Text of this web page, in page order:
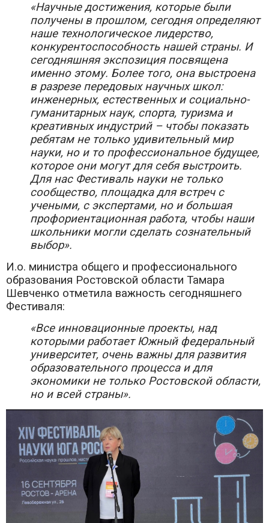
«Научные достижения, которые были
получены в прошлом, сегодня определяют
наше технологическое лидерство,
конкурентоспособность нашей страны. И
сегодняшняя экспозиция посвящена
именно этому. Более того, она выстроена
в разрезе передовых научных школ:
инженерных, естественных и социально-
гуманитарных наук, спорта, туризма и
креативных индустрий – чтобы показать
ребятам не только удивительный мир
науки, но и то профессиональное будущее,
которое они могут для себя выстроить.
Для нас Фестиваль науки не только
сообщество, площадка для встреч с
учеными, с экспертами, но и большая
профориентационная работа, чтобы наши
школьники могли сделать сознательный
выбор».
И.о. министра общего и профессионального
образования Ростовской области Тамара
Шевченко отметила важность сегодняшнего
Фестиваля:
«Все инновационные проекты, над
которыми работает Южный федеральный
университет, очень важны для развития
образовательного процесса и для
экономики не только Ростовской области,
но и всей страны».